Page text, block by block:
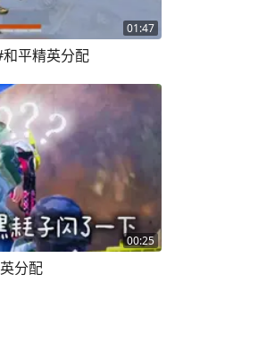
01:47
平精英分配
00:25
分配